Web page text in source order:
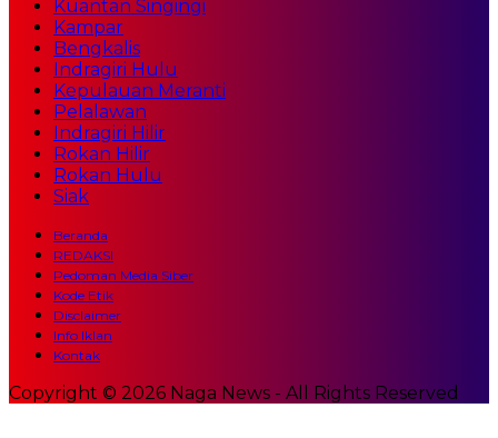
Kuantan Singingi
Kampar
Bengkalis
Indragiri Hulu
Kepulauan Meranti
Pelalawan
Indragiri Hilir
Rokan Hilir
Rokan Hulu
Siak
Beranda
REDAKSI
Pedoman Media Siber
Kode Etik
Disclaimer
Info Iklan
Kontak
Copyright © 2026 Naga News - All Rights Reserved